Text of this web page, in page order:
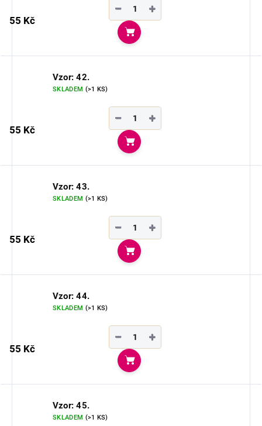
55 Kč
+
−
Do košíku
Vzor: 42.
SKLADEM (>1 KS)
55 Kč
+
−
Do košíku
Vzor: 43.
SKLADEM (>1 KS)
55 Kč
+
−
Do košíku
Vzor: 44.
SKLADEM (>1 KS)
55 Kč
+
−
Do košíku
Vzor: 45.
SKLADEM (>1 KS)